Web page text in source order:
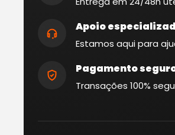
Apoio
Estamos aqui para
Pagamento
Transações 100%